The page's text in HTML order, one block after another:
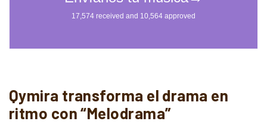
Qymira transforma el drama en
ritmo con “Melodrama”